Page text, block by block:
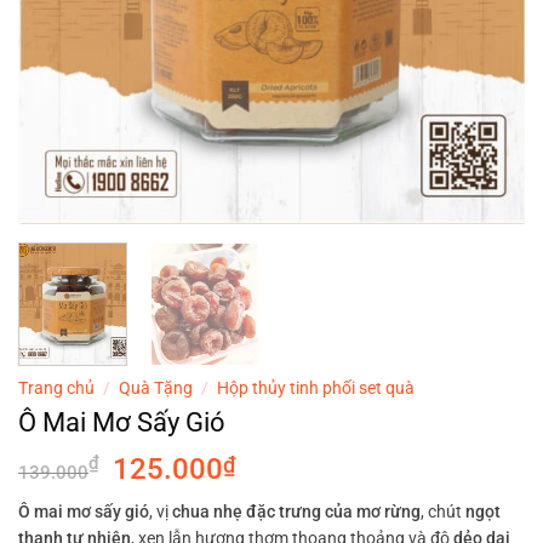
Trang chủ / Quà Tặng / Hộp thủy tinh phối set quà
Ô Mai Mơ Sấy Gió
139.000₫
Giá
gốc
là:
125.000₫Giá
hiện
tại
Ô mai mơ sấy gió, vịchua nhẹ đặc trưng của mơ rừng, chút ngọt
thanh tự nhiên, xen lẫn hương thơm thoang thoảng và độdẻo dai